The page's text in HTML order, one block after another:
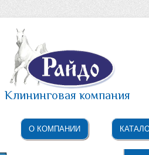
Клининговая компания
О КОМПАНИИ